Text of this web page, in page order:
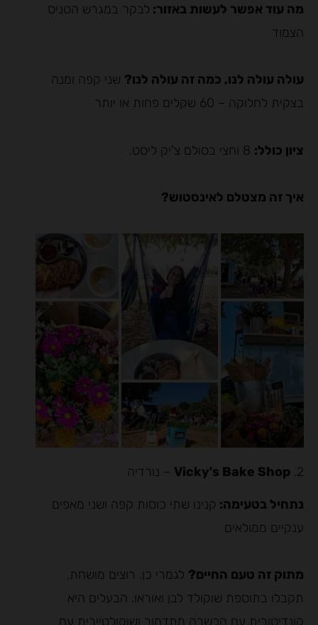
מה עוד אפשר לעשות באזור: לבקר במגרש הטניס
הצמוד
עולה עולה לנו, כמה זה עולה לנו? שני קפה ומנה
בצקית לחלוקה – 60 שקלים פחות או יותר
ציון כולל:
איך זה מצטלם לאינסטוש?
2.
Vicky's Bake Shop – נורדיה
נתחיל בטעימה: קנינו שתי כוסות קפה ושני מאפים
ענקיים ממולאים
מתוק זה טעם החיים? לגמרי כן. רוצים מושחת,
תקבלו בתוספת שוקולד לבן ואוראו. הבעלים היא
קונדיטורית עם הכשרה מתדמור ושוקולטיירית עם